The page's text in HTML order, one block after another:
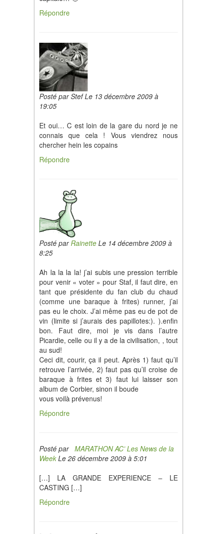
Répondre
Posté par Stef Le 13 décembre 2009 à
19:05
Et oui… C est loin de la gare du nord je ne
connais que cela ! Vous viendrez nous
chercher hein les copains
Répondre
Posté parRainette Le 14 décembre 2009 à
8:25
Ah la la la la! j’ai subis une pression terrible
pour venir « voter » pour Staf, il faut dire, en
tant que présidente du fan club du chaud
(comme une baraque à frites) runner, j’ai
pas eu le choix. J’ai même pas eu de pot de
vin (limite si j’aurais des papillotes:). ).enfin
bon. Faut dire, moi je vis dans l’autre
Picardie, celle ou il y a de la civilisation, , tout
au sud!
Ceci dit, courir, ça il peut. Après 1) faut qu’il
retrouve l’arrivée, 2) faut pas qu’il croise de
baraque à frites et 3) faut lui laisser son
album de Corbier, sinon il boude
vous voilà prévenus!
Répondre
Posté par MARATHON AC’ Les News de la
Week Le 26 décembre 2009 à 5:01
[…] LA GRANDE EXPERIENCE – LE
CASTING […]
Répondre